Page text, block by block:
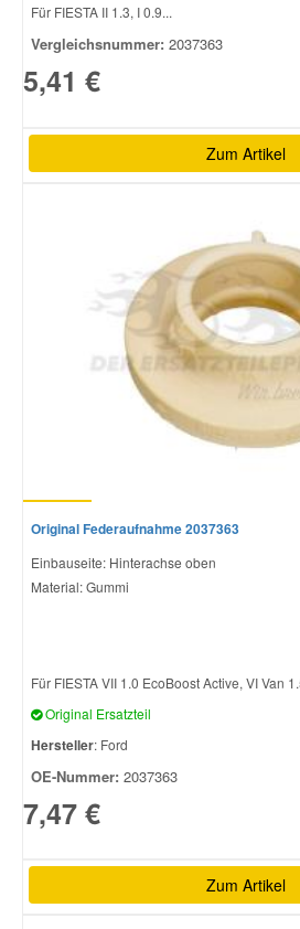
Für FIESTA II 1.3, I 0.9...
Vergleichsnummer: 2037363
5,41 €
Zum Artikel
Original Federaufnahme 2037363
Einbauseite: Hinterachse oben
Material: Gummi
Für FIESTA VII 1.0 EcoBoost Active, VI Van
Original Ersatzteil
Hersteller: Ford
OE-Nummer: 2037363
7,47 €
Zum Artikel
Suzuki Ersatzteile
Volvo Ersatzteile